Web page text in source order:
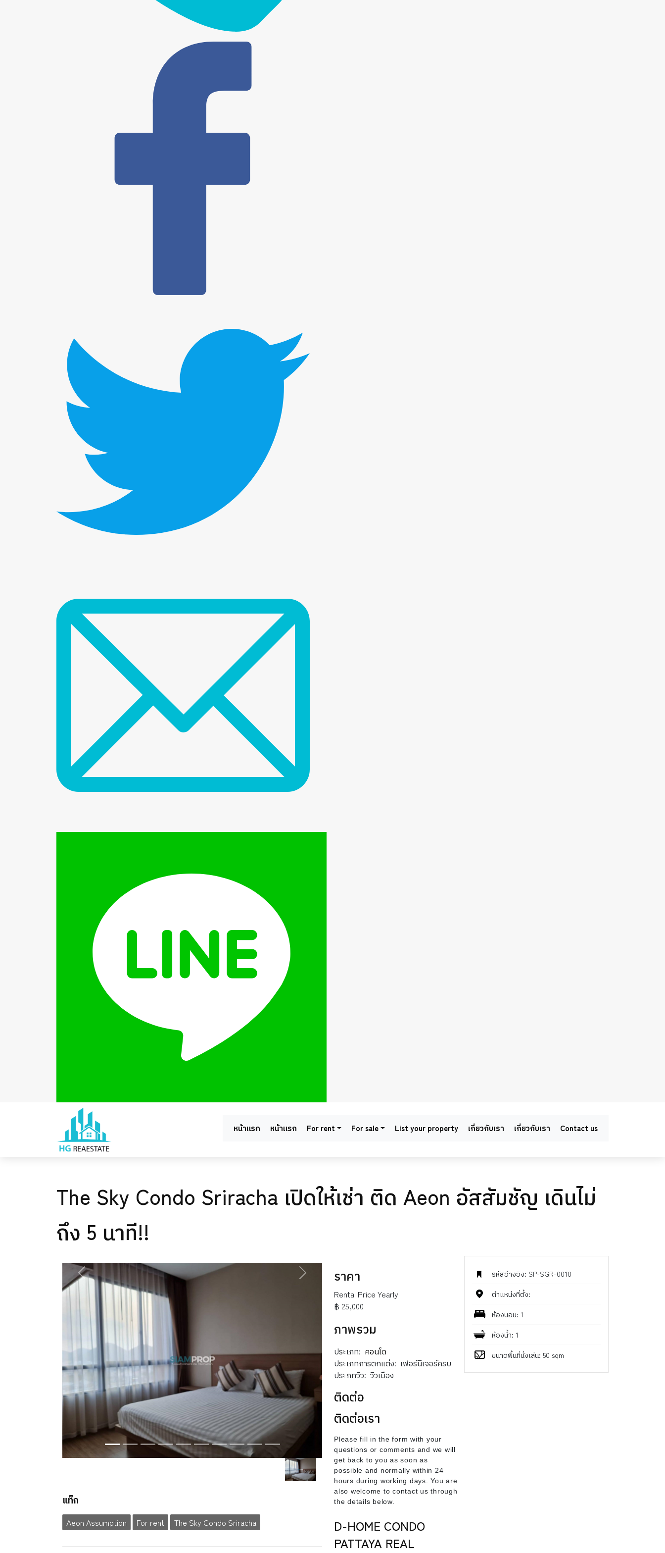
หน้าแรก หน้าแรก For rent For sale List your property เกี่ยวกับเรา เกี่ยวกับเรา Contact us
The Sky Condo Sriracha เปิดให้เช่า ติด Aeon อัสสัมชัญ เดินไม่
ถึง 5 นาที!!
รหัสอ้างอิง: SP-SGR-0010
ตำแหน่งที่ตั้ง:
ห้องนอน: 1
ห้องน้ำ: 1
ขนาดพื้นที่นั่งเล่น: 50 sqm
PREVIOUS
แท็ก
Aeon Assumption For rent The Sky Condo Sriracha
ราคา
Rental Price Yearly
฿ 25,000
ภาพรวม
ประเภท: คอนโด
ประเภทการตกแต่ง: เฟอร์นิเจอร์ครบ
ประภทวิว: วิวเมือง
ติดต่อ
ติดต่อเรา
Please fill in the form with your
questions or comments and we will
get back to you as soon as
possible and normally within 24
hours during working days. You are
also welcome to contact us through
the details below.
D-HOME CONDO
PATTAYA REAL